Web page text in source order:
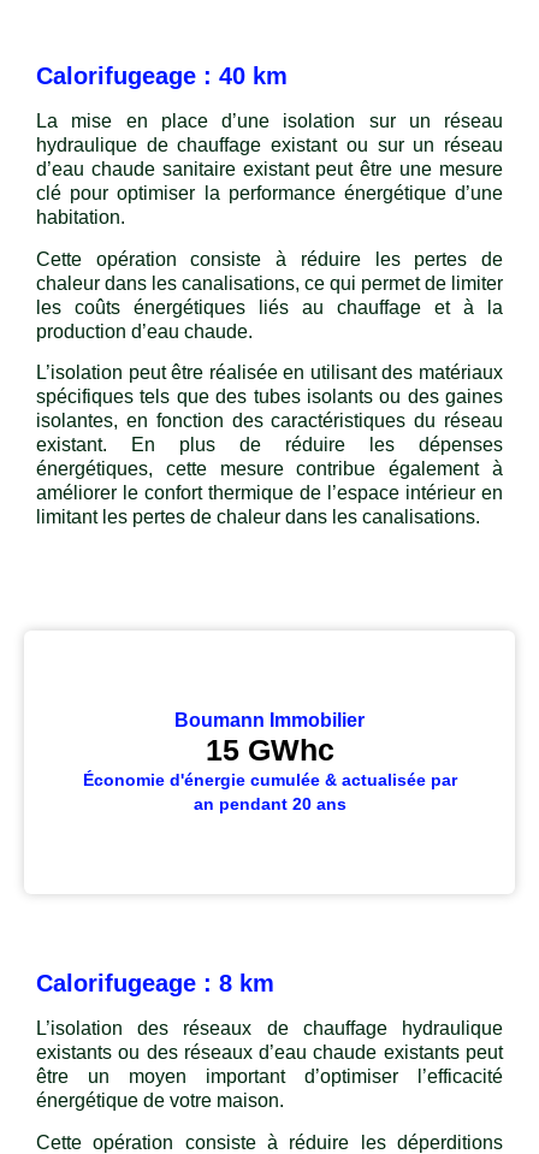
Calorifugeage : 40 km
La mise en place d’une isolation sur un réseau
hydraulique de chauffage existant ou sur un réseau
d’eau chaude sanitaire existant peut être une mesure
clé pour optimiser la performance énergétique d’une
habitation.
Cette opération consiste à réduire les pertes de
chaleur dans les canalisations, ce qui permet de limiter
les coûts énergétiques liés au chauffage et à la
production d’eau chaude.
L’isolation peut être réalisée en utilisant des matériaux
spécifiques tels que des tubes isolants ou des gaines
isolantes, en fonction des caractéristiques du réseau
existant. En plus de réduire les dépenses
énergétiques, cette mesure contribue également à
améliorer le confort thermique de l’espace intérieur en
limitant les pertes de chaleur dans les canalisations.
Boumann Immobilier
15 GWhc
Économie d'énergie cumulée & actualisée par
an pendant 20 ans
Calorifugeage : 8 km
L’isolation des réseaux de chauffage hydraulique
existants ou des réseaux d’eau chaude existants peut
être un moyen important d’optimiser l’efficacité
énergétique de votre maison.
Cette opération consiste à réduire les déperditions